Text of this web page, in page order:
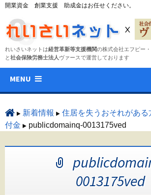
開業資金 創業支援 助成金はお任せください。
れいさいネットは経営革新等支援機関の株式会社エフピー
と社会保険労務士法人 ヴァースで運営しております
MENU
ン
ツ
ス
キ
新着情報
住居を失うおそれがあ
付金
publicdomainq-0013175ved
0013175ved